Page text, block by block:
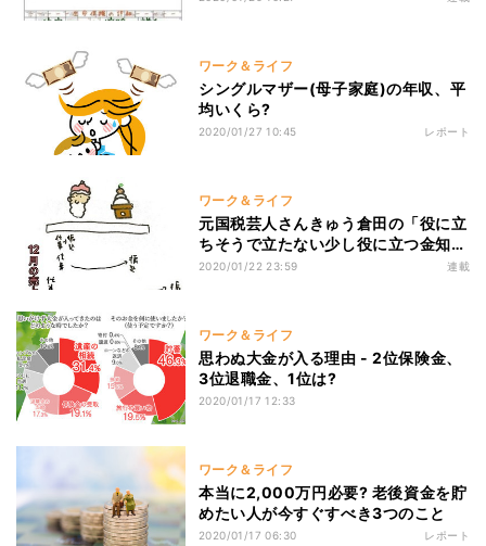
ワーク＆ライフ
シングルマザー(母子家庭)の年収、平
均いくら?
2020/01/27 10:45 レポート
ワーク＆ライフ
元国税芸人さんきゅう倉田の「役に立
ちそうで立たない少し役に立つ金知
識」 第133回 フリーランスは年末年
2020/01/22 23:59 連載
ワーク＆ライフ
思わぬ大金が入る理由 - 2位保険金、
3位退職金、1位は?
2020/01/17 12:33
ワーク＆ライフ
本当に2,000万円必要? 老後資金を貯
めたい人が今すぐすべき3つのこと
2020/01/17 06:30 レポート